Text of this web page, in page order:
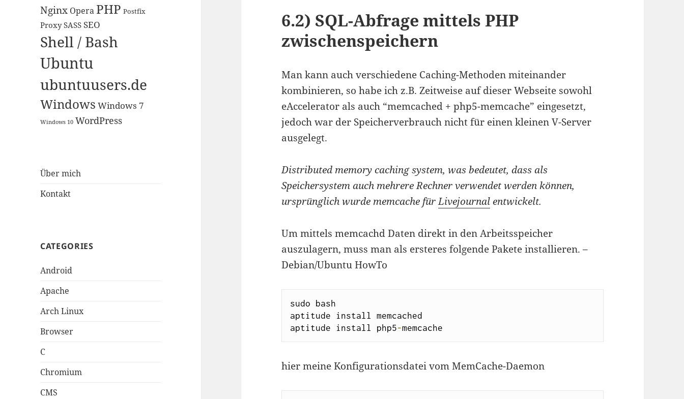
Nginx Opera PHP Postfix
Proxy SASS SEO
Shell / Bash
Ubuntu
ubuntuusers.de
Windows Windows 7
Windows 10 WordPress
Über mich
Kontakt
CATEGORIES
Android
Apache
Arch Linux
Browser
C
Chromium
CMS
6.2) SQL-Abfrage mittels PHP
zwischenspeichern
Man kann auch verschiedene Caching-Methoden miteinander
kombinieren, so habe ich z.B. Zeitweise auf dieser Webseite sowohl
eAccelerator als auch “memcached + php5-memcache” eingesetzt,
jedoch war der Speicherverbrauch nicht für einen kleinen V-Server
ausgelegt.
Distributed memory caching system, was bedeutet, dass als
Speichersystem auch mehrere Rechner verwendet werden können,
ursprünglich wurde memcache fürLivejournalentwickelt.
Um mittels memcachd Daten direkt in den Arbeitsspeicher
auszulagern, muss man als ersteres folgende Pakete installieren. –
Debian/Ubuntu HowTo
sudo bash
aptitude install memcached
aptitude install php5-memcache
hier meine Konfigurationsdatei vom MemCache-Daemon